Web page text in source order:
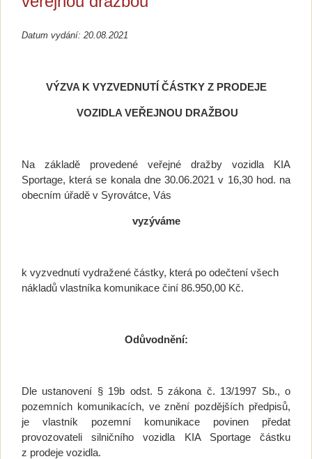
Datum vydání: 20.08.2021
VÝZVA K VYZVEDNUTÍ ČÁSTKY Z PRODEJE
VOZIDLA VEŘEJNOU DRAŽBOU
Na základě provedené veřejné dražby vozidla KIA
Sportage, která se konala dne 30.06.2021 v 16,30 hod. na
obecním úřadě v Syrovátce, Vás
vyzýváme
k vyzvednutí vydražené částky, která po odečtení všech
nákladů vlastníka komunikace činí 86.950,00 Kč.
Odůvodnění:
Dle ustanovení § 19b odst. 5 zákona č. 13/1997 Sb., o
pozemních komunikacích, ve znění pozdějších předpisů,
je vlastník pozemní komunikace povinen předat
provozovateli silničního vozidla KIA Sportage částku
z prodeje vozidla.